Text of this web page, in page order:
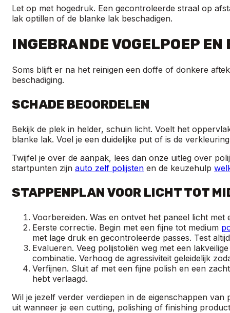
Let op met hogedruk. Een gecontroleerde straal op
lak optillen of de blanke lak beschadigen.
INGEBRANDE VOGELPOEP
Soms blijft er na het reinigen een doffe of donkere
beschadiging.
SCHADE BEOORDELEN
Bekijk de plek in helder, schuin licht. Voelt het
blanke lak. Voel je een duidelijke put of is de
Twijfel je over de aanpak, lees dan onze uitleg over
startpunten zijn auto zelf polijsten en de keuzehulp
STAPPENPLAN VOOR LICHT TOT
Voorbereiden. Was en ontvet het paneel licht
Eerste correctie. Begin met een fijne tot medium
met lage druk en gecontroleerde passes. Test
Evalueren. Veeg polijstoliën weg met een
combinatie. Verhoog de agressiviteit geleidelijk
Verfijnen. Sluit af met een fijne polish en een
hebt verlaagd.
Wil je jezelf verder verdiepen in de eigenschappen
uit wanneer je een cutting, polishing of finishing